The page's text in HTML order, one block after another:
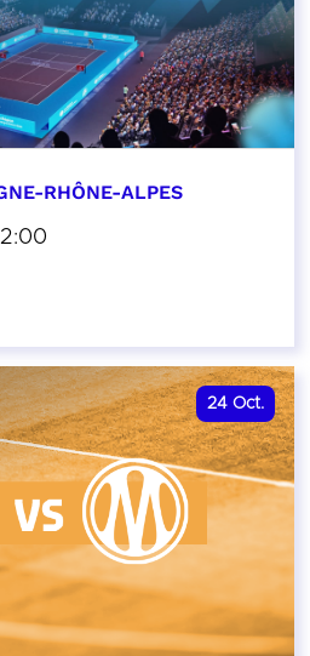
RHÔNE-ALPES
24 Oct.